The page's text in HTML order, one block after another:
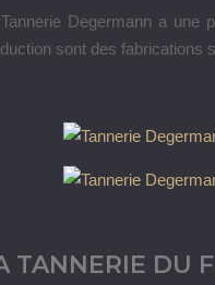
Degermann a une
sont des fabrications
TANNERIE DU